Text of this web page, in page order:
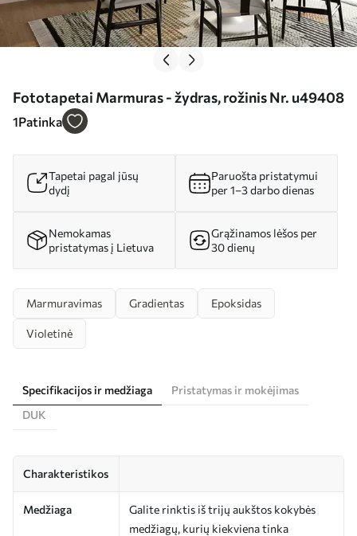
Fototapetai Marmuras - žydras, rožinis Nr. u49408
1Patinka
Tapetai pagal jūsų
dydį
Paruošta pristatymui
per 1–3 darbo dienas
Nemokamas
pristatymas į Lietuva
Grąžinamos lėšos per
30 dienų
Marmuravimas Gradientas Epoksidas
Violetinė
Specifikacijos ir medžiaga
Pristatymas ir mokėjimas
DUK
Charakteristikos
Medžiaga
Galite rinktis iš trijų aukštos kokybės
medžiagų, kurių kiekviena tinka